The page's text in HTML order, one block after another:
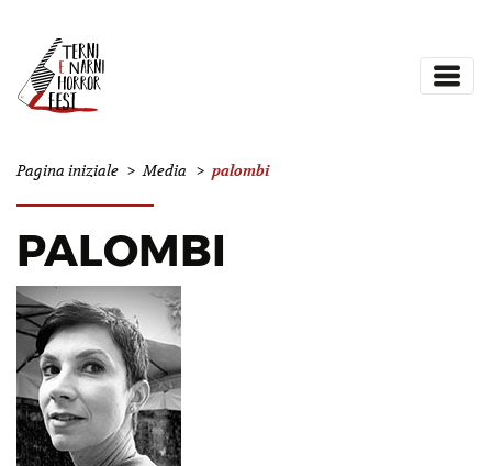
Pagina iniziale > Media > palombi
PALOMBI